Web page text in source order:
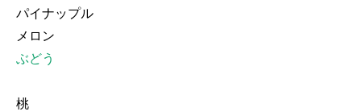
パイナップル
メロン
ぶどう
桃